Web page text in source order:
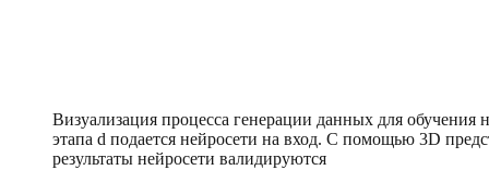
Визуализация процесса генерации данных для обучения
этапа d подается нейросети на вход. С помощью 3D
результаты нейросети валидируются